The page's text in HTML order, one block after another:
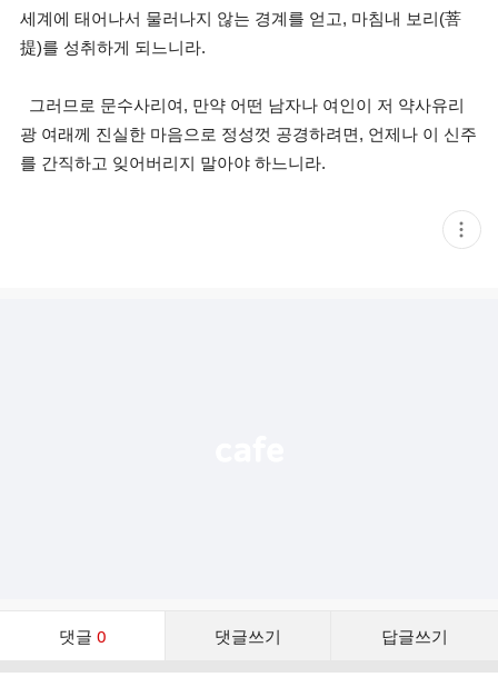
세계에 태어나서 물러나지 않는 경계를 얻고, 마침내 보리(菩
提)를 성취하게 되느니라.
그러므로 문수사리여, 만약 어떤 남자나 여인이 저 약사유리
광 여래께 진실한 마음으로 정성껏 공경하려면, 언제나 이 신주
를 간직하고 잊어버리지 말아야 하느니라.
현
재
댓글 0 댓글쓰기 답글쓰기
댓